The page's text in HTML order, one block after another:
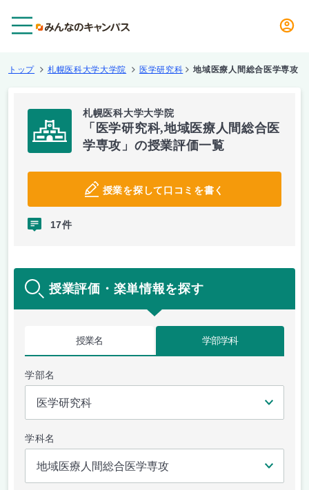
トップ 札幌医科大学大学院 医学研究科 地域医療人間総合医学専攻
札幌医科大学大学院
「医学研究科,地域医療人間総合医
学専攻」の授業評価一覧
授業を探して口コミを書く
17件
授業評価・楽単情報を探す
授業名 学部学科
学部名
学科名